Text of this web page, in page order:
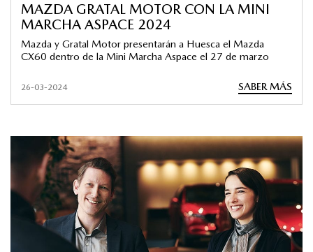
MAZDA GRATAL MOTOR CON LA MINI
MARCHA ASPACE 2024
Mazda y Gratal Motor presentarán a Huesca el Mazda
CX60 dentro de la Mini Marcha Aspace el 27 de marzo
26-03-2024 SABER MÁS